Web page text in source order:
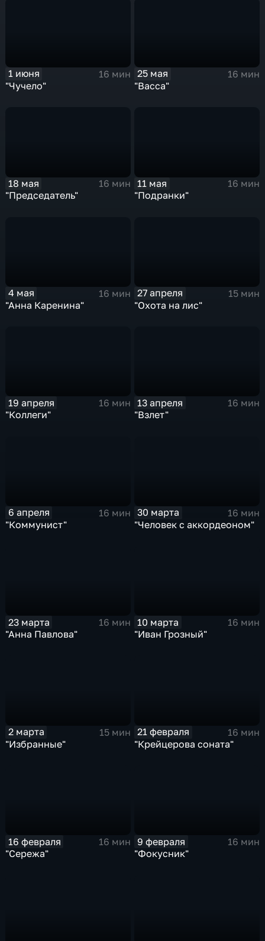
1 июня
16 мин
"Чучело"
25 мая
16 мин
"Васса"
18 мая
16 мин
"Председатель"
11 мая
16 мин
"Подранки"
4 мая
16 мин
"Анна Каренина"
27 апреля
15 мин
"Охота на лис"
19 апреля
16 мин
"Коллеги"
13 апреля
16 мин
"Взлет"
6 апреля
16 мин
"Коммунист"
30 марта
16 мин
"Человек с аккордеоном"
23 марта
16 мин
"Анна Павлова"
10 марта
16 мин
"Иван Грозный"
2 марта
15 мин
"Избранные"
21 февраля
16 мин
"Крейцерова соната"
16 февраля
16 мин
"Сережа"
9 февраля
16 мин
"Фокусник"